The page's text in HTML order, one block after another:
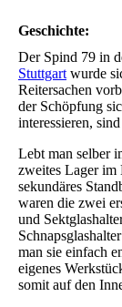
Geschichte:
Der Spind 79 in
Stuttgart wurde
Reitersachen
der Schöpfung
interessieren,
Lebt man selber
zweites Lager im
sekundäres
waren die zwei
und
man sie einfach
eigenes
somit auf den